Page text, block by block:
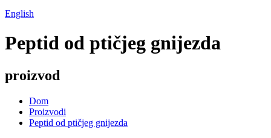
English
Peptid od ptičjeg gnijezda
proizvod
Dom
Proizvodi
Peptid od ptičjeg gnijezda